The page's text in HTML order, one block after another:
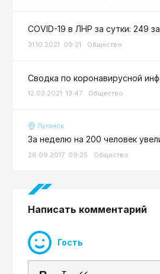
COVID-19 в ЛНР за сутки: 249
31.10.2021 09:21 Общество
Сводка по коронавирусной
12.03.2021 13:47 Общество
Луганск
За неделю на 200 человек
26.09.2017 09:25 Общество
Написать комментарий
Гость